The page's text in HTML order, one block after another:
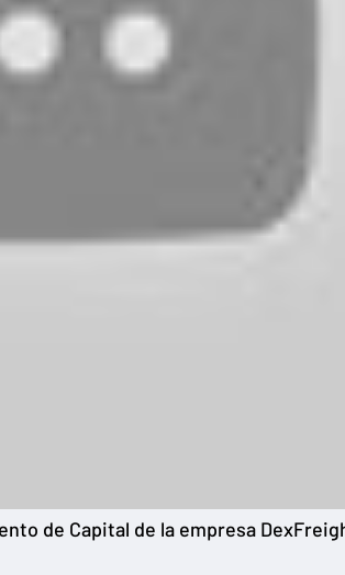
de Capital de la empresa